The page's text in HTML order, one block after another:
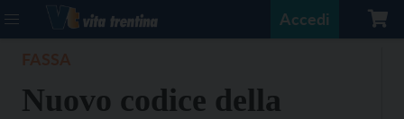
Accedi
Nuovo codice della